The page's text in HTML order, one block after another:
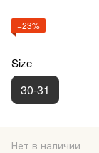
−23%
Size
30-31
Нет в наличии